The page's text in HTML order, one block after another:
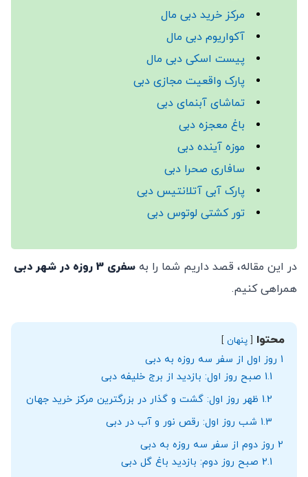
مرکز خرید دبی مال
آکواریوم دبی مال
پیست اسکی دبی مال
پارک واقعیت مجازی دبی
تماشای آبنمای دبی
باغ معجزه دبی
موزه آینده دبی
سافاری صحرا دبی
پارک آبی آتلانتیس دبی
تور کشتی لوتوس دبی
در این مقاله، قصد داریم شما را به سفری 3 روزه در شهر دبی
همراهی کنیم.
محتوا پنهان
1 روز اول از سفر سه روزه به دبی
1.1 صبح روز اول: بازدید از برج خلیفه دبی
1.2 ظهر روز اول: گشت و گذار در بزرگترین مرکز خرید جهان
1.3 شب روز اول: رقص نور و آب در دبی
2 روز دوم از سفر سه روزه به دبی
2.1 صبح روز دوم: بازدید باغ گل دبی